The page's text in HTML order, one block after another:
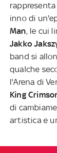
inno di
Man, le cui
Jakko
band si
qualche
l'Arena di
King
di
artistica e